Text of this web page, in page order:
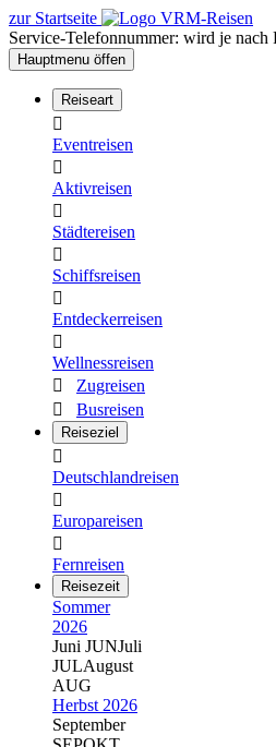
Sprunglink
zum
Inhalt
Sprunglink
zur
Footernavigation
zur Startseite
Service-Telefonnummer: wird je nach
Hauptmenu öffen
Reiseart

Eventreisen

Aktivreisen

Städtereisen

Schiffsreisen

Entdeckerreisen

Wellnessreisen

Zugreisen

Busreisen
Reiseziel

Deutschlandreisen

Europareisen

Fernreisen
Reisezeit
Sommer
2026
Juni JUNJuli
JULAugust
AUG
Herbst 2026
September